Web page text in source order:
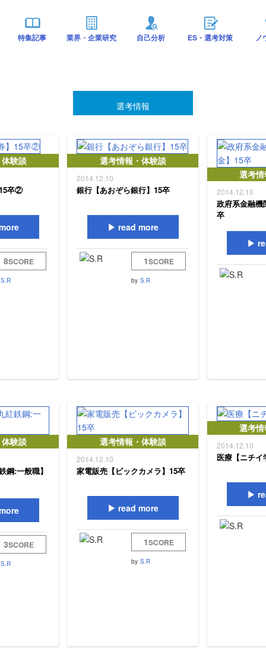
特集記事 業界・企業研究 自己分析 ES・選考対策 ノ
選考情報
験談
卒②
8SCORE
S.R
選考情報・体験談
2014.12.10
銀行【あおぞら銀行】15卒
read more
1SCORE
by S.R
選考
2014.12.10
政府系金融機
卒
験談
鋼:一般職】
3SCORE
S.R
選考情報・体験談
2014.12.10
家電販売【ビックカメラ】15卒
read more
1SCORE
by S.R
選考
2014.12.10
医療【ニチイ